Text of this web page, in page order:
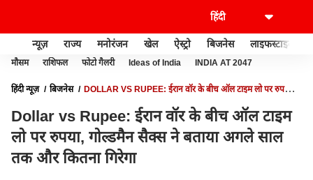
न्यूज़ राज्य मनोरंजन खेल ऐस्ट्रो बिजनेस लाइफस्टाइल
मौसम राशिफल फोटो गैलरी Ideas of India INDIA AT 2047
हिंदी न्यूज़ बिजनेस
DOLLAR VS RUPEE: ईरान वॉर के बीच ऑल टाइम लो पर रुपया,
Dollar vs Rupee: ईरान वॉर के बीच ऑल टाइम
लो पर रुपया, गोल्डमैन सैक्स ने बताया अगले साल
तक और कितना गिरेगा